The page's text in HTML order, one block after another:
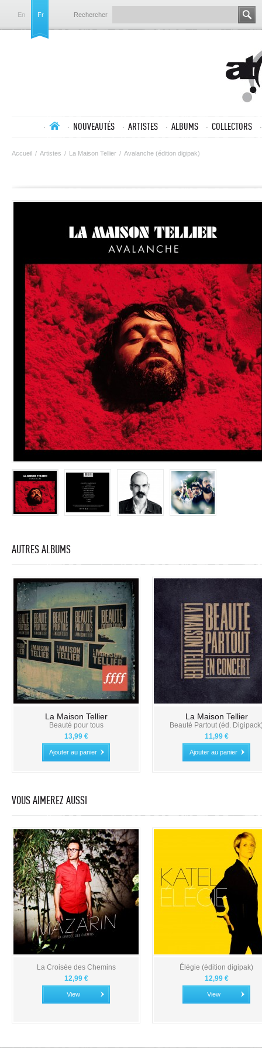
En Fr Rechercher
NOUVEAUTÉS ARTISTES ALBUMS COLLECTORS
Accueil / Artistes / La Maison Tellier / Avalanche (édition digipak)
AUTRES ALBUMS
La Maison Tellier
Beauté pour tous
13,99 €
Ajouter au panier
La Maison Tellier
Beauté Partout (éd.
11,99 €
Ajouter au panier
VOUS AIMEREZ AUSSI
La Croisée des Chemins
12,99 €
View
Élégie (édition digipak)
12,99 €
View